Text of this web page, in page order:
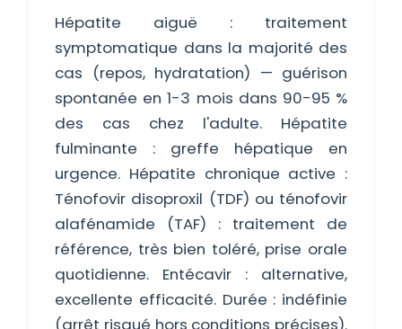
Hépatite aiguë : traitement
symptomatique dans la majorité des
cas (repos, hydratation) — guérison
spontanée en 1-3 mois dans 90-95 %
des cas chez l'adulte. Hépatite
fulminante : greffe hépatique en
urgence. Hépatite chronique active :
Ténofovir disoproxil (TDF) ou ténofovir
alafénamide (TAF) : traitement de
référence, très bien toléré, prise orale
quotidienne. Entécavir : alternative,
excellente efficacité. Durée : indéfinie
(arrêt risqué hors conditions précises).